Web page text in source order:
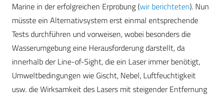
Marine in der erfolgreichen Erprobung (wir berichteten). Nun
müsste ein Alternativsystem erst einmal entsprechende
Tests durchführen und vorweisen, wobei besonders die
Wasserumgebung eine Herausforderung darstellt, da
innerhalb der Line-of-Sight, die ein Laser immer benötigt,
Umweltbedingungen wie Gischt, Nebel, Luftfeuchtigkeit
usw. die Wirksamkeit des Lasers mit steigender Entfernung